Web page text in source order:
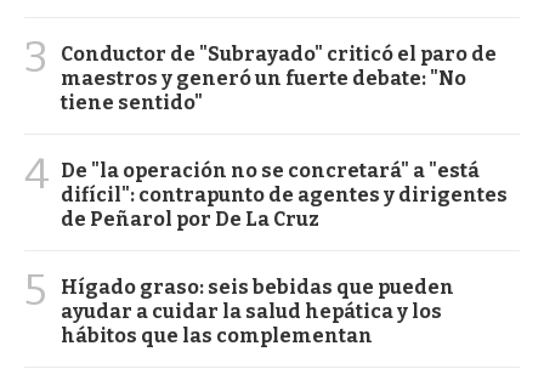
3
Conductor de "Subrayado" criticó el paro de
maestros y generó un fuerte debate: "No
tiene sentido"
4 De "la operación no se concretará" a "está
difícil": contrapunto de agentes y dirigentes
de Peñarol por De La Cruz
5
Hígado graso: seis bebidas que pueden
ayudar a cuidar la salud hepática y los
hábitos que las complementan